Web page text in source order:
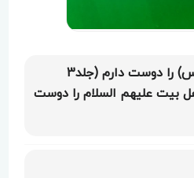
کتاب من حضرت زهرا (س) را دوست دارم (جلد3
من اهل بیت علیهم السلام را دوست